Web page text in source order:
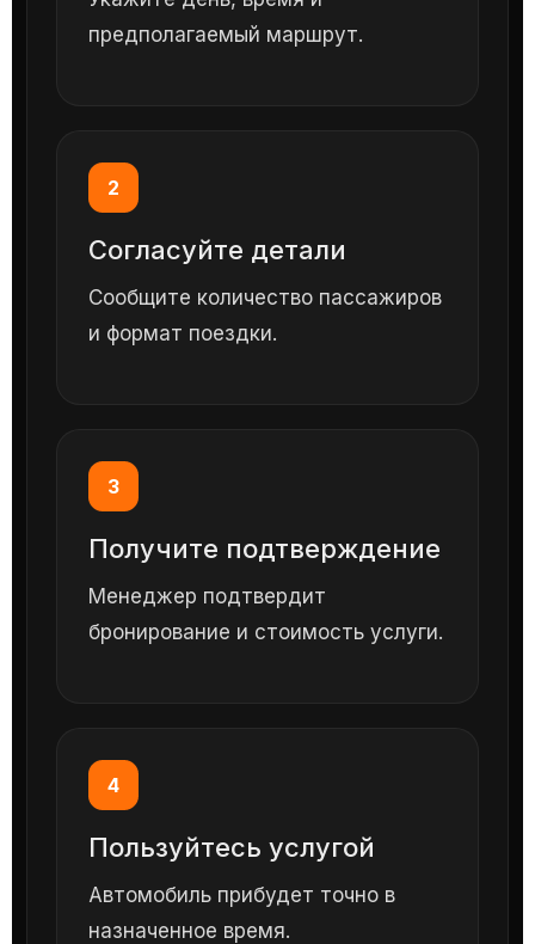
предполагаемый маршрут.
2
Согласуйте детали
Сообщите количество пассажиров
и формат поездки.
3
Получите подтверждение
Менеджер подтвердит
бронирование и стоимость услуги.
4
Пользуйтесь услугой
Автомобиль прибудет точно в
назначенное время.